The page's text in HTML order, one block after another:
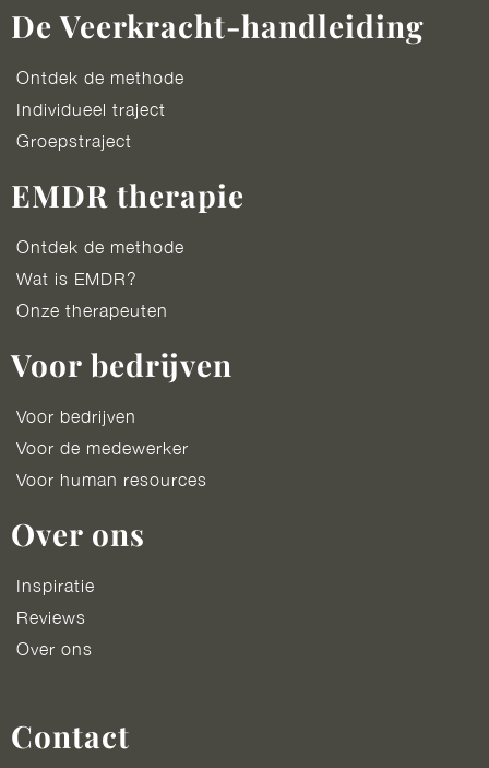
De Veerkracht-handleiding
Ontdek de methode
Individueel traject
Groepstraject
EMDR therapie
Ontdek de methode
Wat is EMDR?
Onze therapeuten
Voor bedrijven
Voor bedrijven
Voor de medewerker
Voor human resources
Over ons
Inspiratie
Reviews
Over ons
Contact